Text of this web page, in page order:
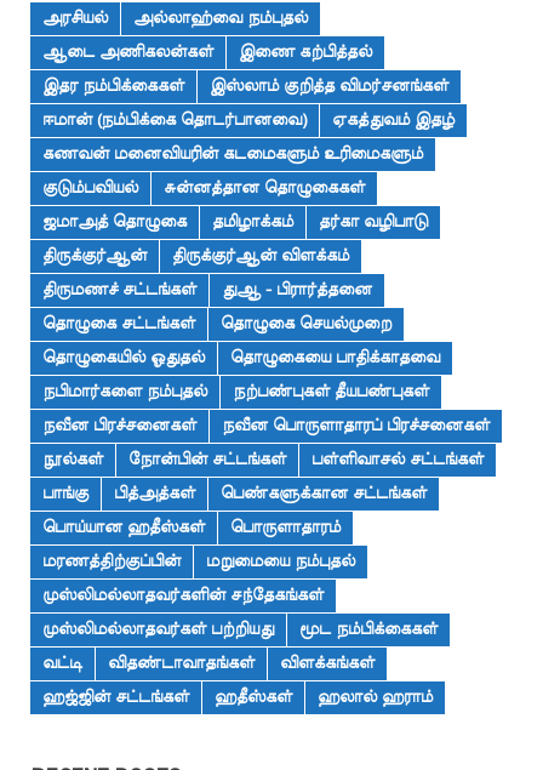
அரசியல்
அல்லாஹ்வை நம்புதல்
ஆடை அணிகலன்கள்
இணை கற்பித்தல்
இதர நம்பிக்கைகள்
இஸ்லாம் குறித்த விமர்சனங்கள்
ஈமான் (நம்பிக்கை தொடர்பானவை)
ஏகத்துவம் இதழ்
கணவன் மனைவியரின் கடமைகளும் உரிமைகளும்
குடும்பவியல்
சுன்னத்தான தொழுகைகள்
ஜமாஅத் தொழுகை
தமிழாக்கம்
தர்கா வழிபாடு
திருக்குர்ஆன்
திருக்குர்ஆன் விளக்கம்
திருமணச் சட்டங்கள்
துஆ - பிரார்த்தனை
தொழுகை சட்டங்கள்
தொழுகை செயல்முறை
தொழுகையில் ஓதுதல்
தொழுகையை பாதிக்காதவை
நபிமார்களை நம்புதல்
நற்பண்புகள் தீயபண்புகள்
நவீன பிரச்சனைகள்
நவீன பொருளாதாரப் பிரச்சனைகள்
நூல்கள்
நோன்பின் சட்டங்கள்
பள்ளிவாசல் சட்டங்கள்
பாங்கு
பித்அத்கள்
பெண்களுக்கான சட்டங்கள்
பொய்யான ஹதீஸ்கள்
பொருளாதாரம்
மரணத்திற்குப்பின்
மறுமையை நம்புதல்
முஸ்லிமல்லாதவர்களின் சந்தேகங்கள்
முஸ்லிமல்லாதவர்கள் பற்றியது
மூட நம்பிக்கைகள்
வட்டி
விதண்டாவாதங்கள்
விளக்கங்கள்
ஹஜ்ஜின் சட்டங்கள்
ஹதீஸ்கள் ஹலால் ஹராம்